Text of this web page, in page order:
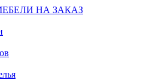
НА ЗАКАЗ